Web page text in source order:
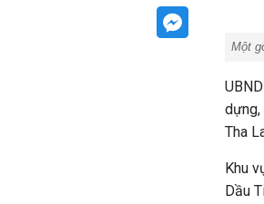
Một
Tha
Khu
Dầu